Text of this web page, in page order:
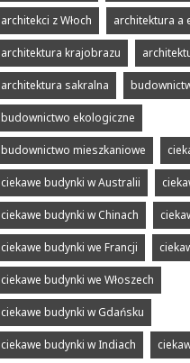
architekci z Włoch architektura a
architektura krajobrazu
architektura sakralna
budownictwo ekologiczne
budownictwo mieszkaniowe
ciekawe budynki w Australii
ciekawe budynki w Chinach
ciekawe budynki we Francji
ciekawe budynki we Włoszech
ciekawe budynki w Gdańsku
ciekawe budynki w Indiach